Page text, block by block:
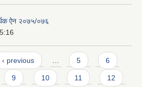
ऐन २०७५/०७६
‹ previous 5 6
9 10 11
12